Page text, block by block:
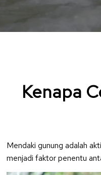
Kenapa
Mendaki gunung adalah
menjadi faktor penentu